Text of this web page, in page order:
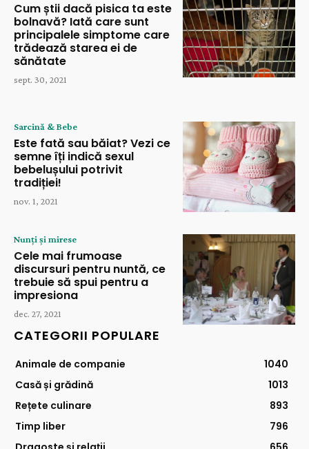
Cum știi dacă pisica ta este
bolnavă? Iată care sunt
principalele simptome care
trădează starea ei de
sănătate
sept. 30, 2021
Sarcină & Bebe
Este fată sau băiat? Vezi ce
semne îți indică sexul
bebelușului potrivit
tradiției!
nov. 1, 2021
Nunți și mirese
Cele mai frumoase
discursuri pentru nuntă, ce
trebuie să spui pentru a
impresiona
dec. 27, 2021
CATEGORII POPULARE
Animale de companie
1040
Casă și grădină
1013
Rețete culinare
893
Timp liber
796